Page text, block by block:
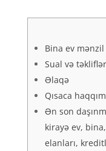
Bina ev mənzil
Sual və
Əlaqə
Qısaca
Ən son
kirayə ev,
elanları,